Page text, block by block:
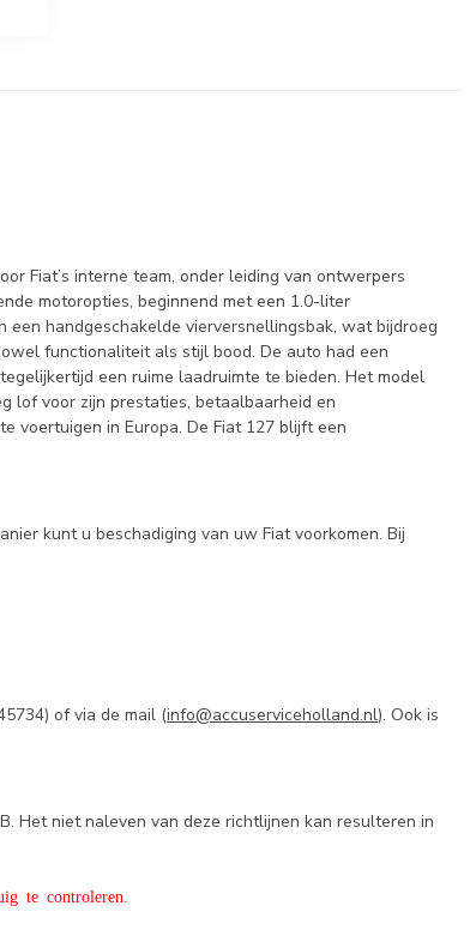
Fiat’s interne team, onder leiding van ontwerpers
motoropties, beginnend met een 1.0-liter
handgeschakelde vierversnellingsbak, wat bijdroeg
functionaliteit als stijl bood. De auto had een
een ruime laadruimte te bieden. Het model
lof voor zijn prestaties, betaalbaarheid en
voertuigen in Europa. De Fiat 127 blijft een
kunt u beschadiging van uw Fiat voorkomen. Bij
of via de mail (info@accuserviceholland.nl). Ook is
Het niet naleven van deze richtlijnen kan resulteren in
te controleren.